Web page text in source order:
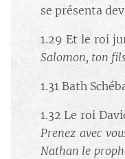
se présenta
1.29 Et le roi
Salomon, ton
1.31 Bath
1.32 Le roi
Prenez avec
Nathan le